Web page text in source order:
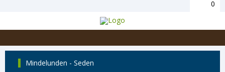
0
Mindelunden - Seden